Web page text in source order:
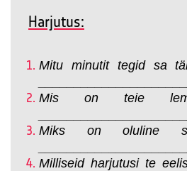
Harjutus:
Mitu minutit tegid sa
Mis on teie
Miks on oluline
Milliseid harjutusi te